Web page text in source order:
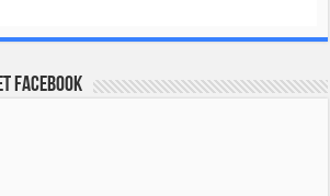
Facebook